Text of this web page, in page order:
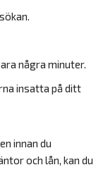
några minuter.
insatta på ditt
innan du
och lån, kan du